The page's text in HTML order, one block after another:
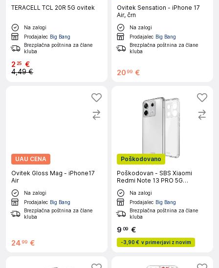
TERACELL TCL 20R 5G ovitek
Na zalogi
Prodajalec Big Bang
Brezplačna poštnina za člane
kluba
2 25 €
4,49 €
Ovitek Sensation - iPhone 17
Air, črn
Na zalogi
Prodajalec Big Bang
Brezplačna poštnina za člane
kluba
20 99 €
UAU CENA
Ovitek Gloss Mag - iPhone17
Air
Na zalogi
Prodajalec Big Bang
Brezplačna poštnina za člane
kluba
24 99 €
Poškodovano
Poškodovan - SBS Xiaomi
Redmi Note 13 PRO 5G
prozoren ovitek
Na zalogi
Prodajalec Big Bang
Brezplačna poštnina za člane
kluba
9 09 €
-3,90 € v primerjavi z novim